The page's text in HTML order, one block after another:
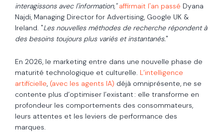
interagissons avec l'information," affirmait l'an passé Dyana
Najdi, Managing Director for Advertising, Google UK &
Ireland. "Les nouvelles méthodes de recherche répondent à
des besoins toujours plus variés et instantanés."
En 2026, le marketing entre dans une nouvelle phase de
maturité technologique et culturelle. L’intelligence
artificielle, (avec les agents IA) déjà omniprésente, ne se
contente plus d’optimiser l’existant : elle transforme en
profondeur les comportements des consommateurs,
leurs attentes et les leviers de performance des
marques.